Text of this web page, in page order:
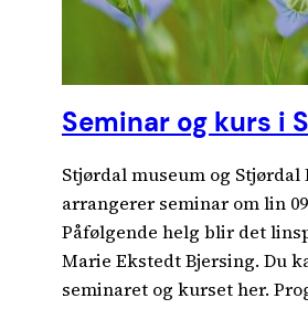
Seminar og kurs i
Stjørdal museum og
arrangerer seminar om lin
Påfølgende helg blir det
Marie Ekstedt Bjersing. Du
seminaret og kurset her.